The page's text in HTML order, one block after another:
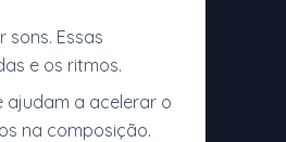
Essas
e os ritmos.
ajudam a acelerar o
na composição.